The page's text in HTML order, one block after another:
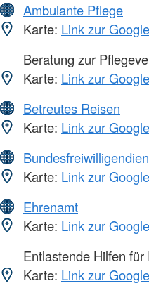
Ambulante Pflege
Karte: Link zur
Beratung zur
Karte: Link zur
Betreutes Reisen
Karte: Link zur
Karte: Link zur
Ehrenamt
Karte: Link zur
Entlastende Hilfen für
Karte: Link zur